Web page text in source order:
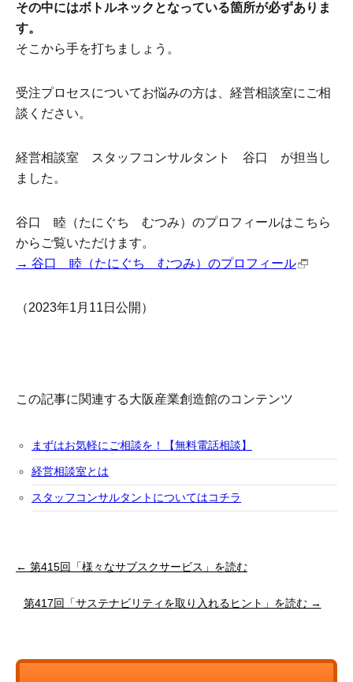
その中にはボトルネックとなっている箇所が必ずありま
す。
そこから手を打ちましょう。
受注プロセスについてお悩みの方は、経営相談室にご相
談ください。
経営相談室 スタッフコンサルタント 谷口 が担当し
ました。
谷口 睦（たにぐち むつみ）のプロフィールはこちら
からご覧いただけます。
→ 谷口 睦（たにぐち むつみ）のプロフィール
（2023年1月11日公開）
この記事に関連する大阪産業創造館のコンテンツ
まずはお気軽にご相談を！【無料電話相談】
経営相談室とは
スタッフコンサルタントについてはコチラ
← 第415回「様々なサブスクサービス」を読む
第417回「サステナビリティを取り入れるヒント」を読む →